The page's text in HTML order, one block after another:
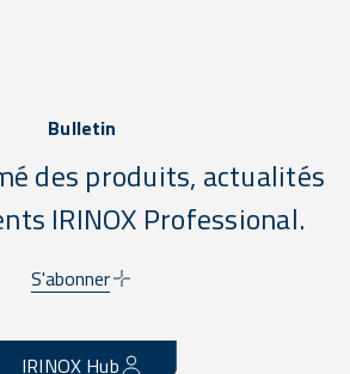
Bulletin
des produits, actualités
IRINOX Professional.
S'abonner
IRINOX Hub